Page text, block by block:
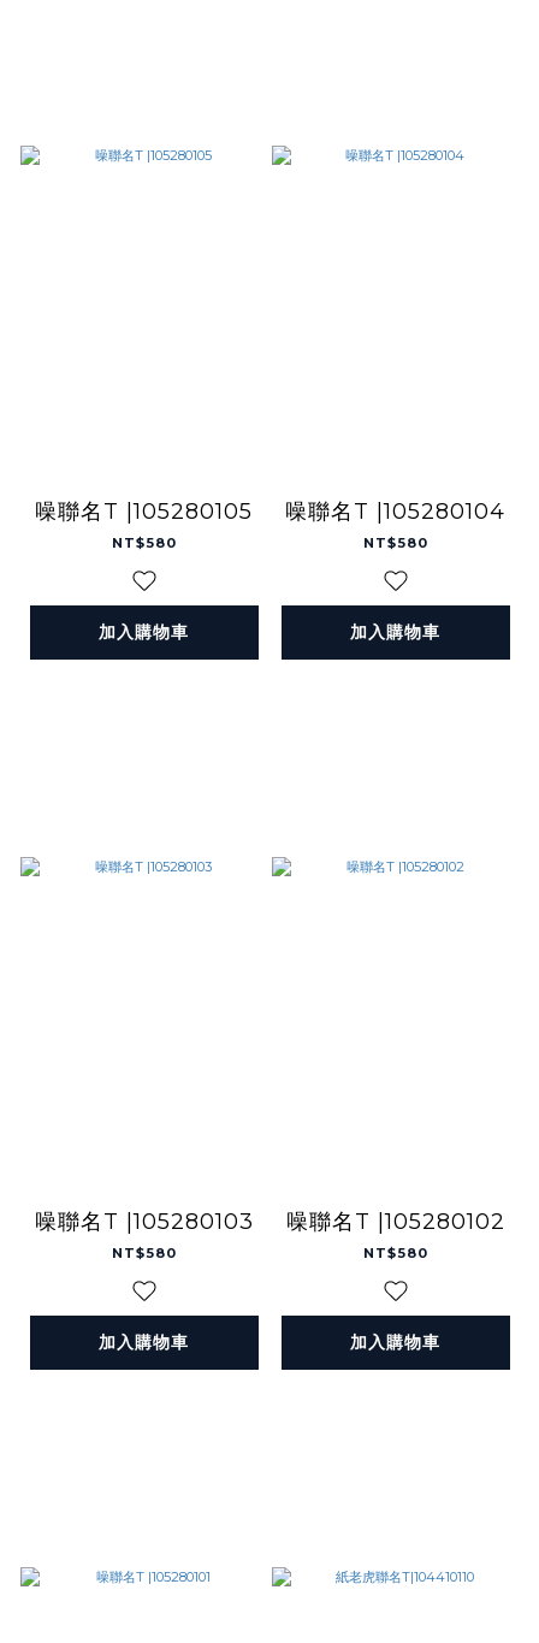
噪聯名T |105280105
NT$580
加入購物車
噪聯名T |105280104
NT$580
加入購物車
噪聯名T |105280103
NT$580
加入購物車
噪聯名T |105280102
NT$580
加入購物車